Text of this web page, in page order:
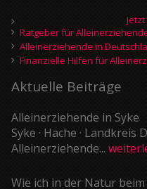
Ratgeber für
Alleinerziehende in
Finanzielle Hilfen für
Aktuelle Beiträge
Alleinerziehende in Syke
Syke · Hache ·
Alleinerziehende...
Wie ich in der Natur